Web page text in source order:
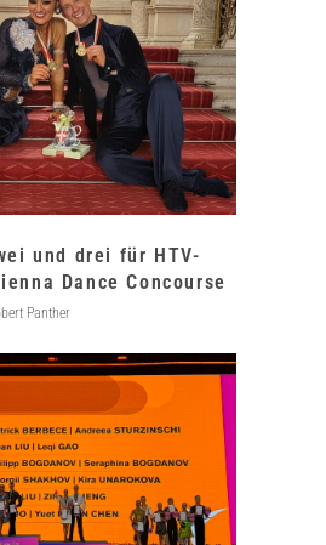
und drei für HTV-
Dance Concourse
Panther